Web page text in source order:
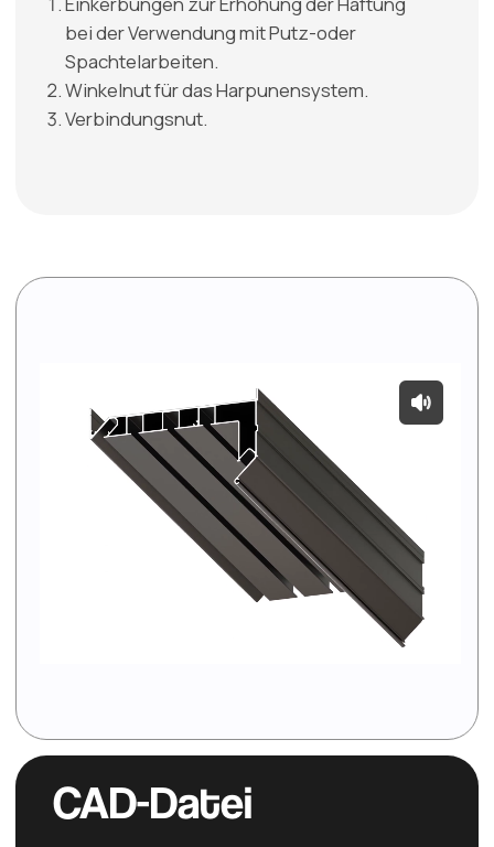
Visualisierung von Innenräumen mit
Aluminiumprodukten noch einfacher.
GEHE ZU CAD-DATEI
Katalog